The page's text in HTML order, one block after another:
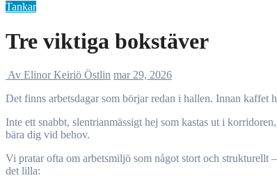
Tankar
Tre viktiga bokstäver
Av Elinor Keiriö Östlin mar 29, 2026
Det finns arbetsdagar som börjar redan i hallen. Innan
Inte ett snabbt, slentrianmässigt hej som kastas ut i
bära dig vid behov.
Vi pratar ofta om arbetsmiljö som något stort och strukturellt
det lilla: